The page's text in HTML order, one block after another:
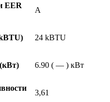
EER
A
24 kBTU
6.90 ( — ) кВт
3,61